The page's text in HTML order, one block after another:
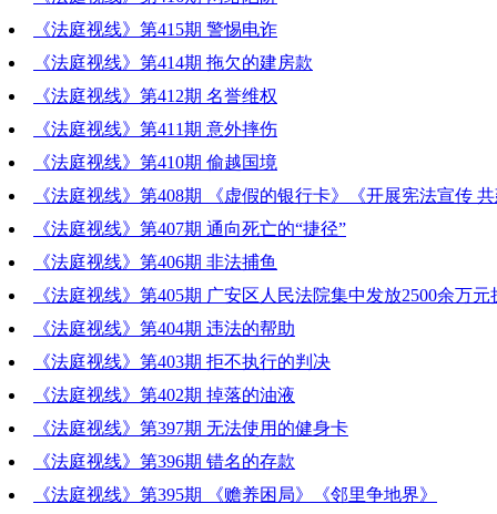
《法庭视线》第415期 警惕电诈
《法庭视线》第414期 拖欠的建房款
《法庭视线》第412期 名誉维权
《法庭视线》第411期 意外摔伤
《法庭视线》第410期 偷越国境
《法庭视线》第408期 《虚假的银行卡》《开展宪法宣传
广安》《法庭视线》第407期 通向死亡的“捷径”
《法庭视线》第406期 非法捕鱼
《法庭视线》第405期 广安区人民法院集中发放2500余万元
《法庭视线》第404期 违法的帮助
《法庭视线》第403期 拒不执行的判决
《法庭视线》第402期 掉落的油液
《法庭视线》第397期 无法使用的健身卡
《法庭视线》第396期 错名的存款
《法庭视线》第395期 《赡养困局》《邻里争地界》